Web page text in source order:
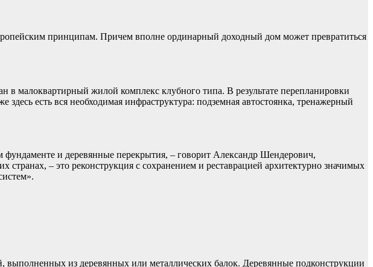
принципам. Причем вполне ординарный доходный дом может превратиться
малоквартирный жилой комплекс клубного типа. В результате перепланировки
есть вся необходимая инфраструктура: подземная автостоянка, тренажерный
и деревянные перекрытия, – говорит Александр Шендерович,
– это реконструкция с сохранением и реставрацией архитектурно значимых
выполненных из деревянных или металлических балок. Деревянные подконструкции